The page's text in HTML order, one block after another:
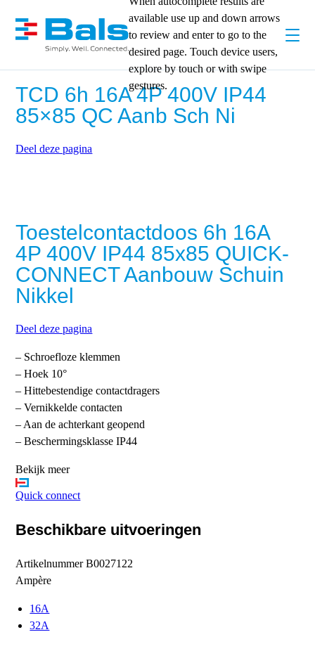
available use up and down arrows
to review and enter to go to the
desired page. Touch device users,
explore by touch or with swipe
gestures.
TCD 6h 16A 4P 400V IP44
85×85 QC Aanb Sch Ni
Deel deze pagina
Toestelcontactdoos 6h 16A
4P 400V IP44 85x85 QUICK-
CONNECT Aanbouw Schuin
Nikkel
Deel deze pagina
– Schroefloze klemmen
– Hoek 10°
– Hittebestendige contactdragers
– Vernikkelde contacten
– Aan de achterkant geopend
– Beschermingsklasse IP44
Bekijk meer
Quick connect
Beschikbare uitvoeringen
ArtikelnummerB0027122
Ampère
16A
32A